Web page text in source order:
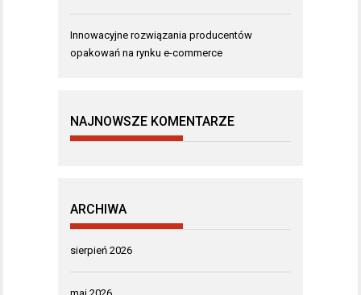
Innowacyjne rozwiązania producentów
opakowań na rynku e-commerce
NAJNOWSZE KOMENTARZE
ARCHIWA
sierpień 2026